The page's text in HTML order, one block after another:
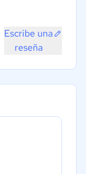
Escribe una
reseña